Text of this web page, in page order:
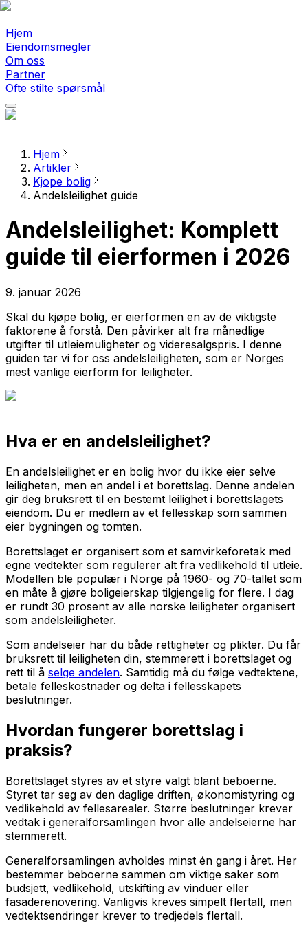
Hjem
Eiendomsmegler
Om oss
Partner
Ofte stilte spørsmål
Hjem
Artikler
Kjope bolig
Andelsleilighet guide
Andelsleilighet: Komplett
guide til eierformen i 2026
9. januar 2026
Skal du kjøpe bolig, er eierformen en av de viktigste
faktorene å forstå. Den påvirker alt fra månedlige
utgifter til utleiemuligheter og videresalgspris. I denne
guiden tar vi for oss andelsleiligheten, som er Norges
mest vanlige eierform for leiligheter.
Hva er en andelsleilighet?
En andelsleilighet er en bolig hvor du ikke eier selve
leiligheten, men en andel i et borettslag. Denne andelen
gir deg bruksrett til en bestemt leilighet i borettslagets
eiendom. Du er medlem av et fellesskap som sammen
eier bygningen og tomten.
Borettslaget er organisert som et samvirkeforetak med
egne vedtekter som regulerer alt fra vedlikehold til utleie.
Modellen ble populær i Norge på 1960- og 70-tallet som
en måte å gjøre boligeierskap tilgjengelig for flere. I dag
er rundt 30 prosent av alle norske leiligheter organisert
som andelsleiligheter.
Som andelseier har du både rettigheter og plikter. Du får
bruksrett til leiligheten din, stemmerett i borettslaget og
rett til å selge andelen. Samtidig må du følge vedtektene,
betale felleskostnader og delta i fellesskapets
beslutninger.
Hvordan fungerer borettslag i
praksis?
Borettslaget styres av et styre valgt blant beboerne.
Styret tar seg av den daglige driften, økonomistyring og
vedlikehold av fellesarealer. Større beslutninger krever
vedtak i generalforsamlingen hvor alle andelseierne har
stemmerett.
Generalforsamlingen avholdes minst én gang i året. Her
bestemmer beboerne sammen om viktige saker som
budsjett, vedlikehold, utskifting av vinduer eller
fasaderenovering. Vanligvis kreves simpelt flertall, men
vedtektsendringer krever to tredjedels flertall.